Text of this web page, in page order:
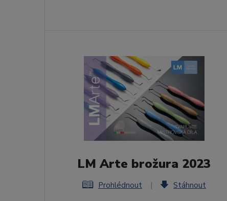
LM Arte brožura 2023
Prohlédnout | Stáhnout